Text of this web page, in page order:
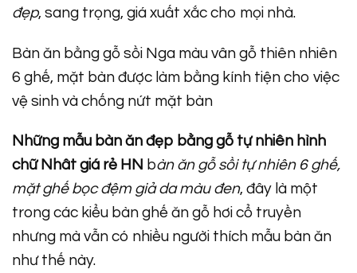
đẹp, sang trọng, giá xuất xắc cho mọi nhà.
Bàn ăn bằng gỗ sồi Nga màu vân gỗ thiên nhiên
6 ghế, mặt bàn được làm bằng kính tiện cho việc
vệ sinh và chống nứt mặt bàn
Những mẫu bàn ăn đẹp bằng gỗ tự nhiên hình
chữ Nhât giá rẻ HN bàn ăn gỗ sồi tự nhiên 6 ghế,
mặt ghế bọc đệm giả da màu đen, đây là một
trong các kiểu bàn ghế ăn gỗ hơi cổ truyền
nhưng mà vẫn có nhiều người thích mẫu bàn ăn
như thế này.